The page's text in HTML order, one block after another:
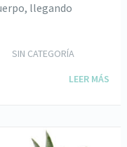
llegando
SIN CATEGORÍA
LEER MÁS